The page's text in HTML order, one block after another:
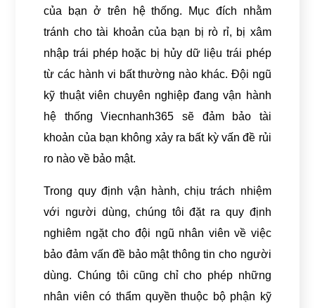
của bạn ở trên hệ thống. Mục đích nhằm
tránh cho tài khoản của bạn bị rò rỉ, bị xâm
nhập trái phép hoặc bị hủy dữ liệu trái phép
từ các hành vi bất thường nào khác. Đội ngũ
kỹ thuật viên chuyên nghiệp đang vận hành
hệ thống Viecnhanh365 sẽ đảm bảo tài
khoản của bạn không xảy ra bất kỳ vấn đề rủi
ro nào về bảo mật.
Trong quy định vận hành, chịu trách nhiệm
với người dùng, chúng tôi đặt ra quy định
nghiêm ngặt cho đội ngũ nhân viên về việc
bảo đảm vấn đề bảo mật thông tin cho người
dùng. Chúng tôi cũng chỉ cho phép những
nhân viên có thẩm quyền thuộc bộ phận kỹ